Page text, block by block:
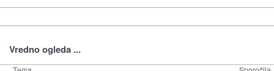
Vredno ogleda ...